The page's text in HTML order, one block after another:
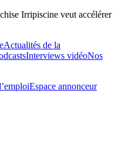
Irripiscine veut accélérer
Actualités de la
Interviews vidéoNos
Espace annonceur